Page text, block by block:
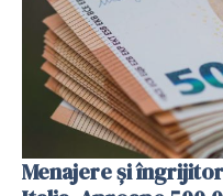
Menajere și